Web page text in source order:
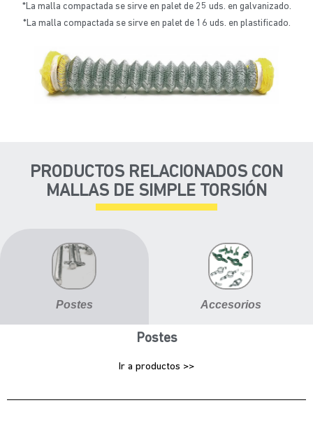
*La malla compactada se sirve en palet de 25 uds. en galvanizado.
*La malla compactada se sirve en palet de 16 uds. en plastificado.
PRODUCTOS RELACIONADOS CON
MALLAS DE SIMPLE TORSIÓN
Postes Accesorios
Postes
Ir a productos >>